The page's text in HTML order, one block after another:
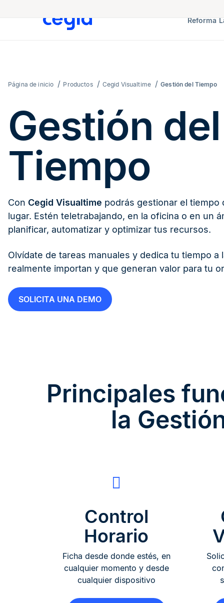
Reforma
Página de inicio Productos Cegid Visualtime Gestión del Tiempo
Gestión del
Tiempo
Con Cegid Visualtime podrás gestionar el tiempo
lugar. Estén teletrabajando, en la oficina o en un
planificar, automatizar y optimizar tus recursos.
Olvídate de tareas manuales y dedica tu tiempo a
realmente importan y que generan valor para tu
SOLICITA UNA DEMO
Principales
la
Control
Horario
Ficha desde donde estés, en
cualquier momento y desde
cualquier dispositivo